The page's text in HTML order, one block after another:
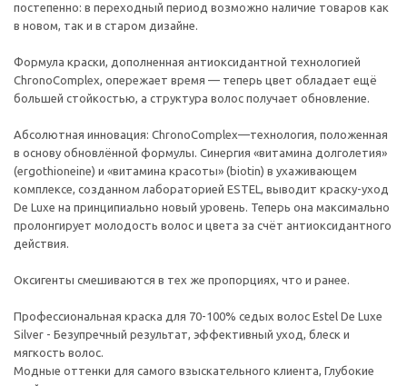
постепенно: в переходный период возможно наличие товаров как
в новом, так и в старом дизайне.
Формула краски, дополненная антиоксидантной технологией
ChronoComplex, опережает время — теперь цвет обладает ещё
большей стойкостью, а структура волос получает обновление.
Абсолютная инновация: ChronoComplex—технология, положенная
в основу обновлённой формулы. Синергия «витамина долголетия»
(ergothioneine) и «витамина красоты» (biotin) в ухаживающем
комплексе, созданном лабораторией ESTEL, выводит краску-уход
De Luxe на принципиально новый уровень. Теперь она максимально
пролонгирует молодость волос и цвета за счёт антиоксидантного
действия.
Оксигенты смешиваются в тех же пропорциях, что и ранее.
Профессиональная краска для 70-100% седых волос Estel De Luxe
Silver - Безупречный результат, эффективный уход, блеск и
мягкость волос.
Модные оттенки для самого взыскательного клиента, Глубокие